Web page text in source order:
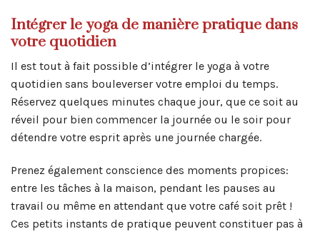
Intégrer le yoga de manière pratique dans
votre quotidien
Il est tout à fait possible d’intégrer le yoga à votre
quotidien sans bouleverser votre emploi du temps.
Réservez quelques minutes chaque jour, que ce soit au
réveil pour bien commencer la journée ou le soir pour
détendre votre esprit après une journée chargée.
Prenez également conscience des moments propices:
entre les tâches à la maison, pendant les pauses au
travail ou même en attendant que votre café soit prêt !
Ces petits instants de pratique peuvent constituer pas à